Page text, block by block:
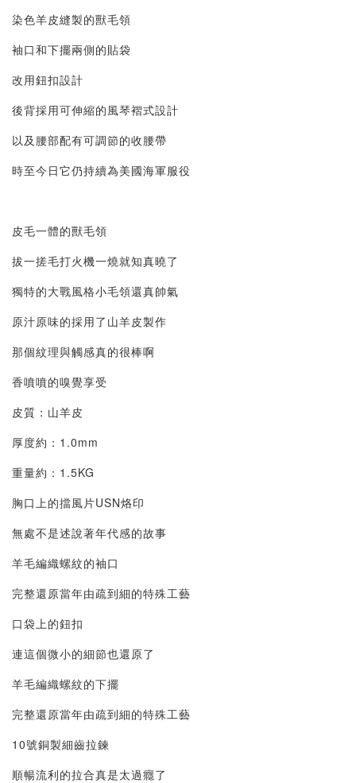
染色羊皮縫製的獸毛領
袖口和下擺兩側的貼袋
改用鈕扣設計
後背採用可伸縮的風琴褶式設計
以及腰部配有可調節的收腰帶
時至今日它仍持續為美國海軍服役
皮毛一體的獸毛領
拔一搓毛打火機一燒就知真曉了
獨特的大戰風格小毛領還真帥氣
原汁原味的採用了山羊皮製作
那個紋理與觸感真的很棒啊
香噴噴的嗅覺享受
皮質：山羊皮
厚度約：1.0mm
重量約：1.5KG
胸口上的擋風片USN烙印
無處不是述說著年代感的故事
羊毛編織螺紋的袖口
完整還原當年由疏到細的特殊工藝
口袋上的鈕扣
連這個微小的細節也還原了
羊毛編織螺紋的下擺
完整還原當年由疏到細的特殊工藝
10號銅製細齒拉鍊
順暢流利的拉合真是太過癮了